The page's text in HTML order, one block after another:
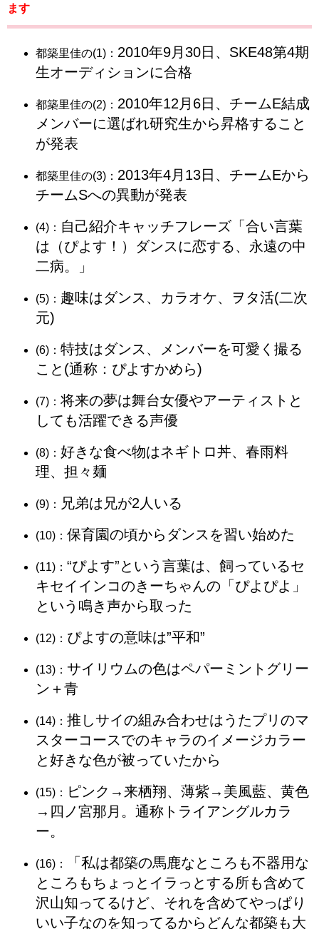
ます
都築里佳の(1)： 2010年9月30日、SKE48第4期
生オーディションに合格
都築里佳の(2)： 2010年12月6日、チームE結成
メンバーに選ばれ研究生から昇格すること
が発表
都築里佳の(3)： 2013年4月13日、チームEから
チームSへの異動が発表
(4)： 自己紹介キャッチフレーズ「合い言葉
は（ぴよす！）ダンスに恋する、永遠の中
二病。」
(5)： 趣味はダンス、カラオケ、ヲタ活(二次
元)
(6)： 特技はダンス、メンバーを可愛く撮る
こと(通称：ぴよすかめら)
(7)： 将来の夢は舞台女優やアーティストと
しても活躍できる声優
(8)： 好きな食べ物はネギトロ丼、春雨料
理、担々麺
(9)： 兄弟は兄が2人いる
(10)： 保育園の頃からダンスを習い始めた
(11)： “ぴよす”という言葉は、飼っているセ
キセイインコのきーちゃんの「ぴよぴよ」
という鳴き声から取った
(12)： ぴよすの意味は”平和”
(13)： サイリウムの色はペパーミントグリー
ン＋青
(14)： 推しサイの組み合わせはうたプリのマ
スターコースでのキャラのイメージカラー
と好きな色が被っていたから
(15)： ピンク→来栖翔、薄紫→美風藍、黄色
→四ノ宮那月。通称トライアングルカラ
ー。
(16)：
「私は都築の馬鹿なところも不器用な
ところもちょっとイラっとする所も含めて
沢山知ってるけど、それを含めてやっぱり
いい子なのを知ってるからどんな都築も大